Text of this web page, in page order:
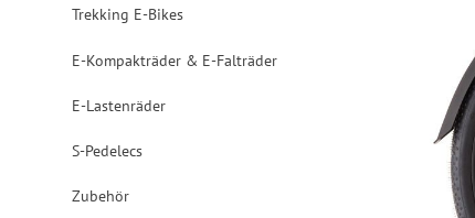
Trekking E-Bikes
E-Kompakträder & E-Falträder
E-Lastenräder
S-Pedelecs
Zubehör